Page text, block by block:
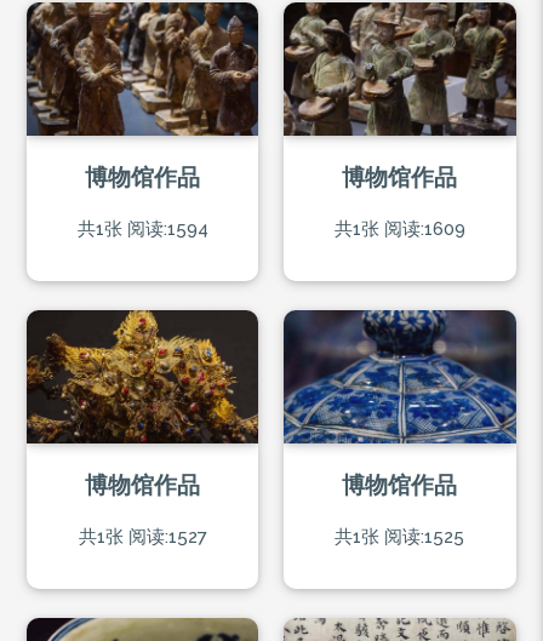
博物馆作品
共1张 阅读:1594
博物馆作品
共1张 阅读:1609
博物馆作品
共1张 阅读:1527
博物馆作品
共1张 阅读:1525